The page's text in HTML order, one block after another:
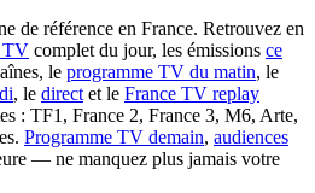
de référence en France. Retrouvez en
TV complet du jour, les émissions ce
le programme TV du matin, le
, le direct et le France TV replay
: TF1, France 2, France 3, M6, Arte,
Programme TV demain, audiences
— ne manquez plus jamais votre